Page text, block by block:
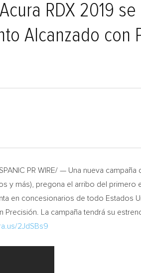
RDX 2019
Alcanzado con
PR WIRE/ — Una nueva
y más), pregona el arribo del
en concesionarios de todo Estados
La campaña tendrá su
2JdSBs9